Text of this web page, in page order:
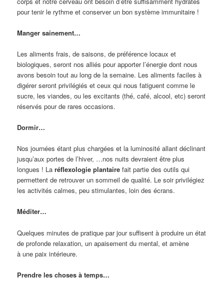
pour tenir le rythme et conserver un bon système immunitaire !
Manger sainement…
Les aliments frais, de saisons, de préférence locaux et
biologiques, seront nos alliés pour apporter l’énergie dont nous
avons besoin tout au long de la semaine. Les aliments faciles à
digérer seront privilégiés et ceux qui nous fatiguent comme le
sucre, les viandes, ou les excitants (thé, café, alcool, etc) seront
réservés pour de rares occasions.
Dormir…
Nos journées étant plus chargées et la luminosité allant déclinant
jusqu’aux portes de l’hiver, …nos nuits devraient être plus
longues ! Laréflexologie plantaire fait partie des outils qui
permettent de retrouver un sommeil de qualité. Le soir privilégiez
les activités calmes, peu stimulantes, loin des écrans.
Méditer…
Quelques minutes de pratique par jour suffisent à produire un état
de profonde relaxation, un apaisement du mental, et amène
à une paix intérieure.
Prendre les choses à temps…